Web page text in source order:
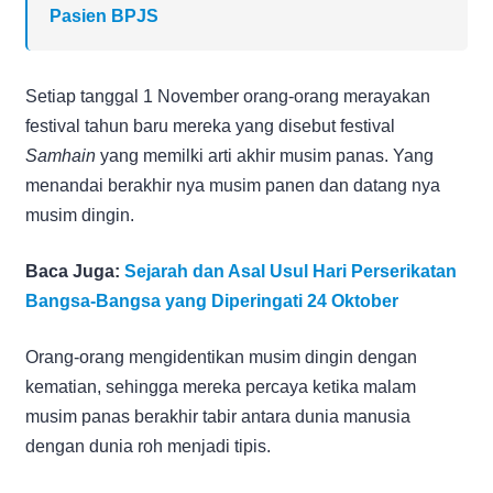
Pasien BPJS
Setiap tanggal 1 November orang-orang merayakan
festival tahun baru mereka yang disebut festival
Samhain yang memilki arti akhir musim panas. Yang
menandai berakhir nya musim panen dan datang nya
musim dingin.
Baca Juga: Sejarah dan Asal Usul Hari Perserikatan
Bangsa-Bangsa yang Diperingati 24 Oktober
Orang-orang mengidentikan musim dingin dengan
kematian, sehingga mereka percaya ketika malam
musim panas berakhir tabir antara dunia manusia
dengan dunia roh menjadi tipis.